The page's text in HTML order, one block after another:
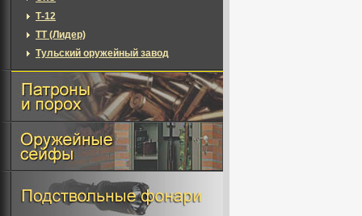
Т-12
ТТ (Лидер)
Тульский оружейный завод